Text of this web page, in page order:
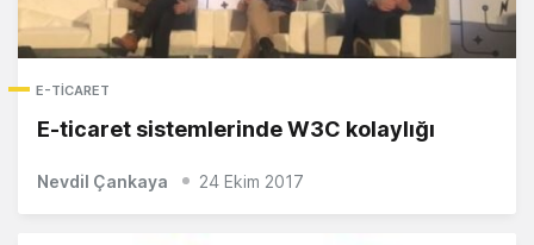
E-TICARET
E-ticaret sistemlerinde W3C kolaylığı
Nevdil Çankaya 24 Ekim 2017